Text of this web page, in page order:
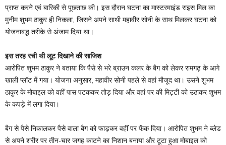
प्राप्त करने एवं बारिकी से पूछताछ की। इस दौरान घटना का मास्टरमाइंड राइस मिल का
मुनीम शुभम ठाकुर ही निकला, जिसने अपने साथी महावीर सोनी के साथ मिलकर घटना को
योजनाबद्ध तरीके से अंजाम दिया था।
इस तरह रची थी लूट दिखाने की साजिश
आरोपित शुभम ठाकुर ने बताया कि पैसे से भरे ब्राउन कलर के बैग को लेकर रामगढ़ के आगे
खाली प्लॉट में गया। योजना अनुसार, महावीर सोनी पहले से वहां मौजूद था। उसने शुभम
ठाकुर के मोबाइल को वहीं पास पटककर तोड़ दिया और वहां पर की मिट्टी को उठाकर शुभम
के कपड़े में लगा दिया।
बैग से पैसे निकालकर पैसे वाला बैग को फाड़कर वहीं पर फेंक दिया। आरोपित शुभम ने ब्लेड
से अपने शरीर पर तीन-चार जगह काटने का निशान बनाया और टूटा हुआ मोबाइल को